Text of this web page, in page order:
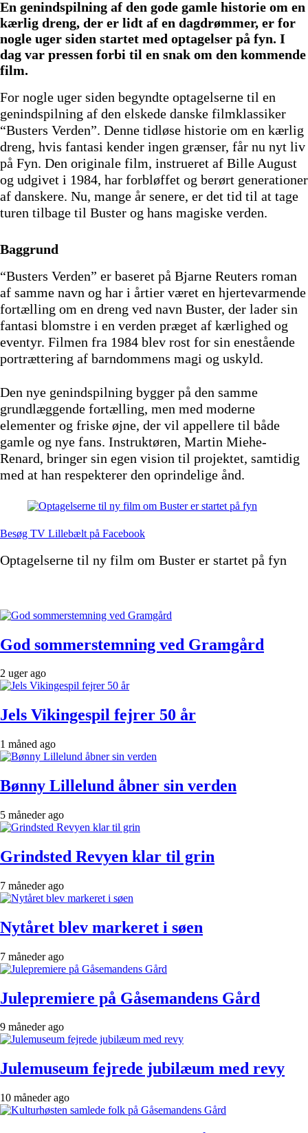
En genindspilning af den gode gamle historie om en
kærlig dreng, der er lidt af en dagdrømmer, er for
nogle uger siden startet med optagelser på fyn. I
dag var pressen forbi til en snak om den kommende
film.
For nogle uger siden begyndte optagelserne til en
genindspilning af den elskede danske filmklassiker
“Busters Verden”. Denne tidløse historie om en kærlig
dreng, hvis fantasi kender ingen grænser, får nu nyt liv
på Fyn. Den originale film, instrueret af Bille August
og udgivet i 1984, har forbløffet og berørt generationer
af danskere. Nu, mange år senere, er det tid til at tage
turen tilbage til Buster og hans magiske verden.
Baggrund
“Busters Verden” er baseret på Bjarne Reuters roman
af samme navn og har i årtier været en hjertevarmende
fortælling om en dreng ved navn Buster, der lader sin
fantasi blomstre i en verden præget af kærlighed og
eventyr. Filmen fra 1984 blev rost for sin enestående
portrættering af barndommens magi og uskyld.
Den nye genindspilning bygger på den samme
grundlæggende fortælling, men med moderne
elementer og friske øjne, der vil appellere til både
gamle og nye fans. Instruktøren, Martin Miehe-
Renard, bringer sin egen vision til projektet, samtidig
med at han respekterer den oprindelige ånd.
Besøg TV Lillebælt på Facebook
Optagelserne til ny film om Buster er startet på fyn
God sommerstemning ved Gramgård
2 uger ago
Jels Vikingespil fejrer 50 år
1 måned ago
Bønny Lillelund åbner sin verden
5 måneder ago
Grindsted Revyen klar til grin
7 måneder ago
Nytåret blev markeret i søen
7 måneder ago
Julepremiere på Gåsemandens Gård
9 måneder ago
Julemuseum fejrede jubilæum med revy
10 måneder ago